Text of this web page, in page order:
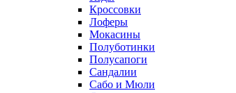
Кроссовки
Лоферы
Мокасины
Полуботинки
Полусапоги
Сандалии
Сабо и Мюли